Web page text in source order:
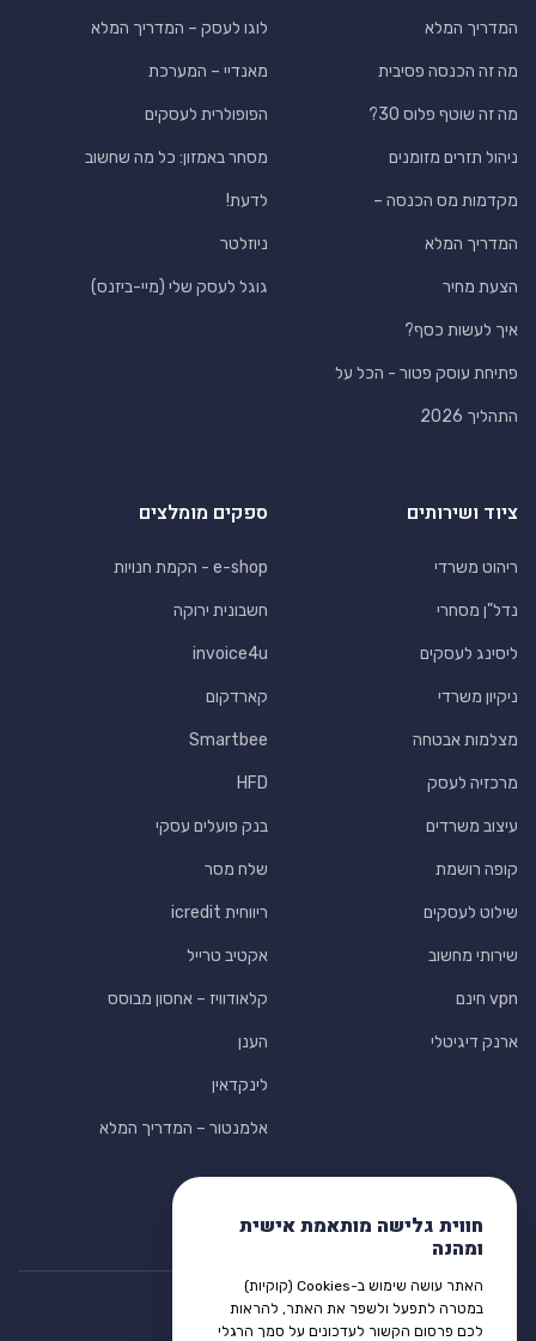
חווית גלישה מותאמת אישית
ומהנה
האתר עושה שימוש ב-Cookies (קוקיות)
במטרה לתפעל ולשפר את האתר, להראות
לכם פרסום הקשור לעדכונים על סמך הרגלי
המדריך המלא
מה זה הכנסה פסיבית
מה זה שוטף פלוס 30?
ניהול תזרים מזומנים
מקדמות מס הכנסה –
המדריך המלא
הצעת מחיר
איך לעשות כסף?
פתיחת עוסק פטור - הכל על
התהליך 2026
לוגו לעסק – המדריך המלא
מאנדיי – המערכת
הפופולרית לעסקים
מסחר באמזון: כל מה שחשוב
לדעת!
ניוזלטר
גוגל לעסק שלי (מיי-ביזנס)
ציוד ושירותים
ריהוט משרדי
נדל"ן מסחרי
ליסינג לעסקים
ניקיון משרדי
מצלמות אבטחה
מרכזיה לעסק
עיצוב משרדים
קופה רושמת
שילוט לעסקים
שירותי מחשוב
vpn חינם
ארנק דיגיטלי
ספקים מומלצים
e-shop - הקמת חנויות
חשבונית ירוקה
invoice4u
קארדקום
Smartbee
HFD
בנק פועלים עסקי
שלח מסר
ריווחית icredit
אקטיב טרייל
קלאודוויז – אחסון מבוסס
הענן
לינקדאין
אלמנטור – המדריך המלא